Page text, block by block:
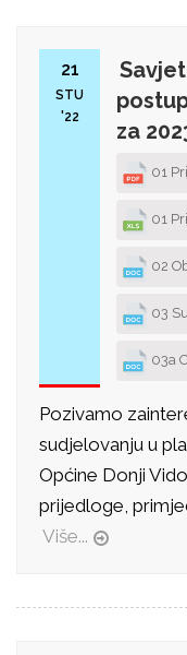
21
STU
'22
za
01
01
02
03
03a
Pozivamo
sudjelovanju u
Općine Donji
prijedloge,
Više...